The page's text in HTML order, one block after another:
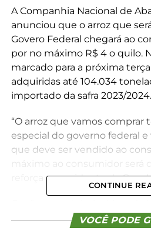
A Companhia Nacional de
anunciou que o arroz que
Govero Federal chegará ao
por no máximo R$ 4 o quilo.
marcado para a próxima
adquiridas até 104.034
importado da safra 2023/2024.
“O arroz que vamos
especial do governo federal
que deve ser vendido ao
reforça o presidente da
1.217/2024, a compra de arroz
CONTINUE
VOCÊ PODE